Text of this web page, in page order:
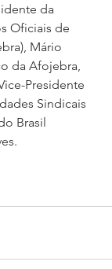
da
Oficiais de
Mário
da Afojebra,
Presidente
Sindicais
Brasil